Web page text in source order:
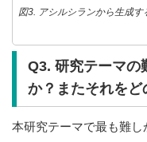
図3. アシルシランから生成
Q3. 研究テーマの
か？またそれをど
本研究テーマで最も難